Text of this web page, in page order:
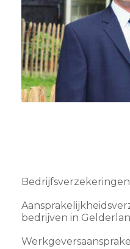
Bedrijfsverzekeringen
bedrijven in